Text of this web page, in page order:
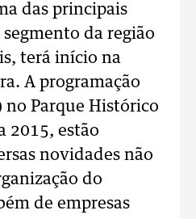
das principais
da região
terá início na
A programação
no Parque Histórico
2015, estão
novidades não
do
de empresas